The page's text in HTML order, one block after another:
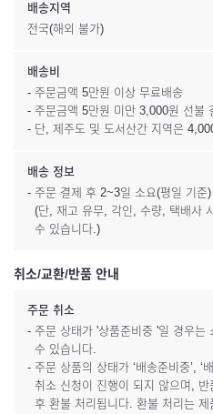
배송지역
전국(해외 불가)
배송비
- 주문금액 5만원 이상 무료배송
- 주문금액 5만원 미만 3,000원 선불
- 단, 제주도 및 도서산간 지역은
배송 정보
- 주문 결제 후 2~3일 소요(평일 기준)
(단, 재고 유무, 각인, 수량, 택배사
수 있습니다.)
취소/교환/반품 안내
주문 취소
- 주문 상태가 '상품준비중 '일 경우는
수 있습니다.
- 주문 상품의 상태가 ‘배송준비중’, ‘
취소 신청이 진행이 되지 않으며,
후 환불 처리됩니다. 환불 처리는